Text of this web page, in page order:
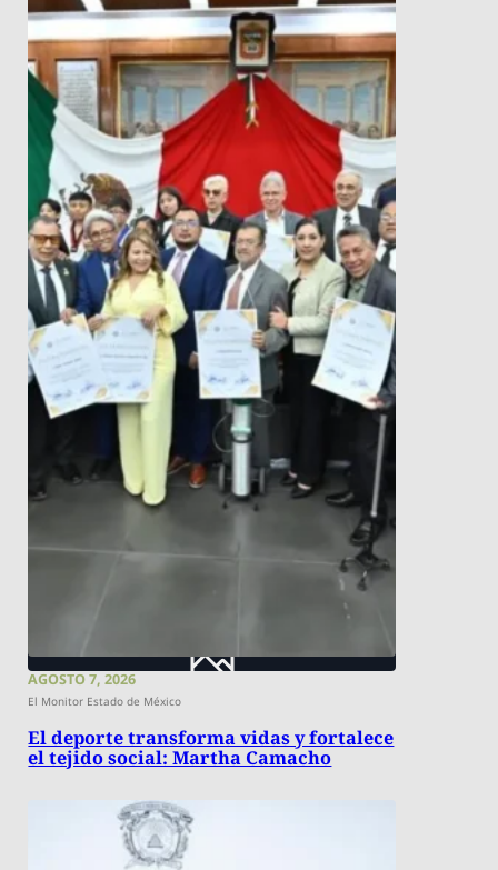
AGOSTO 7, 2026
El Monitor Estado de México
El deporte transforma vidas y fortalece
el tejido social: Martha Camacho